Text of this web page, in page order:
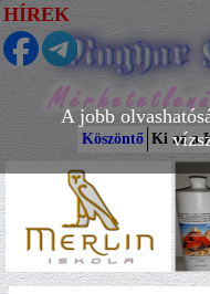
HÍREK
A jobb
Köszöntő Ki az a